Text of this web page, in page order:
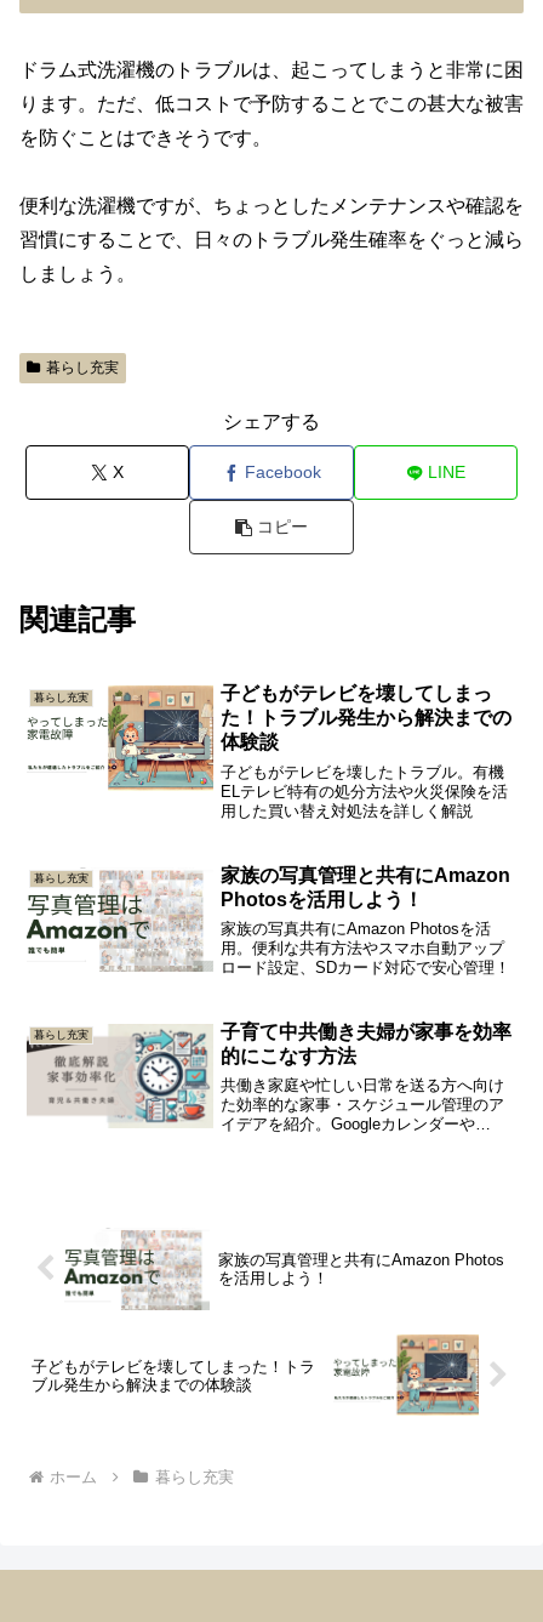
ドラム式洗濯機のトラブルは、起こってしまうと非常に困
ります。ただ、低コストで予防することでこの甚大な被害
を防ぐことはできそうです。
便利な洗濯機ですが、ちょっとしたメンテナンスや確認を
習慣にすることで、日々のトラブル発生確率をぐっと減ら
しましょう。
暮らし充実
シェアする
X Facebook LINE
コピー
関連記事
暮らし充実
子どもがテレビを壊してしまっ
た！トラブル発生から解決までの
体験談
子どもがテレビを壊したトラブル。有機
ELテレビ特有の処分方法や火災保険を活
用した買い替え対処法を詳しく解説
暮らし充実
家族の写真管理と共有にAmazon
Photosを活用しよう！
家族の写真共有にAmazon Photosを活
用。便利な共有方法やスマホ自動アップ
ロード設定、SDカード対応で安心管理！
暮らし充実
子育て中共働き夫婦が家事を効率
的にこなす方法
共働き家庭や忙しい日常を送る方へ向け
た効率的な家事・スケジュール管理のア
イデアを紹介。Googleカレンダーや
家族の写真管理と共有にAmazon Photos
を活用しよう！
子どもがテレビを壊してしまった！トラ
ブル発生から解決までの体験談
ホーム 暮らし充実